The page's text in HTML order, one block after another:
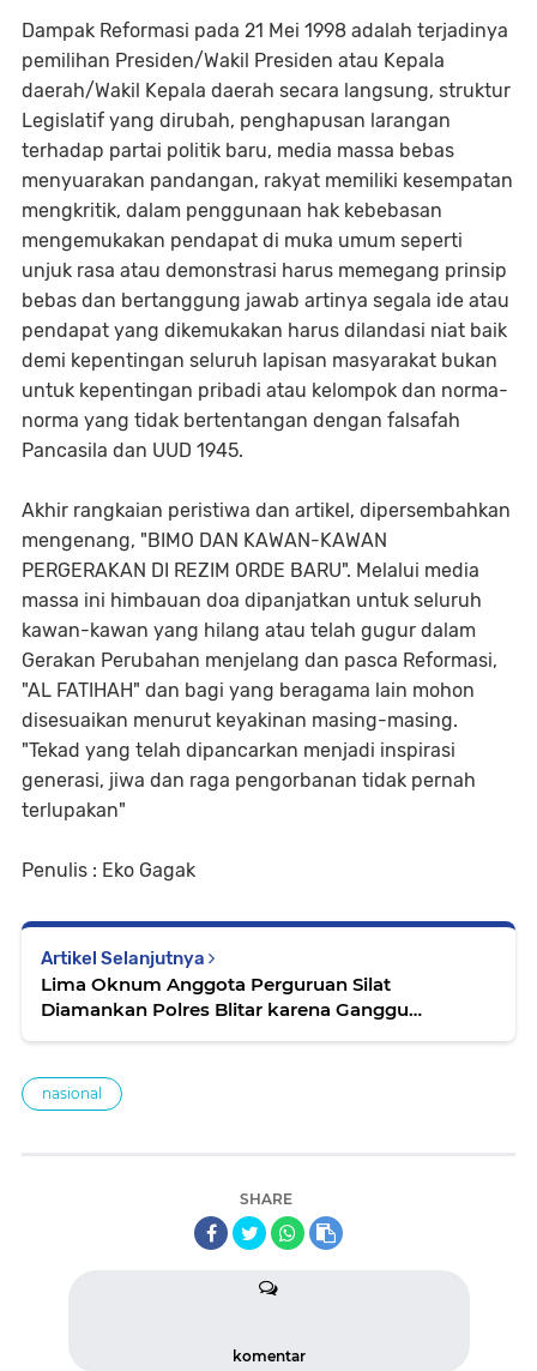
Dampak Reformasi pada 21 Mei 1998 adalah terjadinya
pemilihan Presiden/Wakil Presiden atau Kepala
daerah/Wakil Kepala daerah secara langsung, struktur
Legislatif yang dirubah, penghapusan larangan
terhadap partai politik baru, media massa bebas
menyuarakan pandangan, rakyat memiliki kesempatan
mengkritik, dalam penggunaan hak kebebasan
mengemukakan pendapat di muka umum seperti
unjuk rasa atau demonstrasi harus memegang prinsip
bebas dan bertanggung jawab artinya segala ide atau
pendapat yang dikemukakan harus dilandasi niat baik
demi kepentingan seluruh lapisan masyarakat bukan
untuk kepentingan pribadi atau kelompok dan norma-
norma yang tidak bertentangan dengan falsafah
Pancasila dan UUD 1945.
Akhir rangkaian peristiwa dan artikel, dipersembahkan
mengenang, "BIMO DAN KAWAN-KAWAN
PERGERAKAN DI REZIM ORDE BARU". Melalui media
massa ini himbauan doa dipanjatkan untuk seluruh
kawan-kawan yang hilang atau telah gugur dalam
Gerakan Perubahan menjelang dan pasca Reformasi,
"AL FATIHAH" dan bagi yang beragama lain mohon
disesuaikan menurut keyakinan masing-masing.
"Tekad yang telah dipancarkan menjadi inspirasi
generasi, jiwa dan raga pengorbanan tidak pernah
terlupakan"
Penulis : Eko Gagak
Artikel Selanjutnya
Lima Oknum Anggota Perguruan Silat
Diamankan Polres Blitar karena Ganggu
nasional
SHARE
komentar